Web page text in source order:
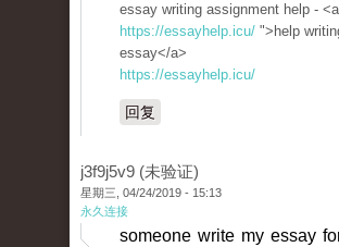
essay writing assignment help -
https://essayhelp.icu/ ">help
essay</a>
https://essayhelp.icu/
回复
j3f9j5v9 (未验证)
星期三, 04/24/2019 - 15:13
永久连接
someone write my essay